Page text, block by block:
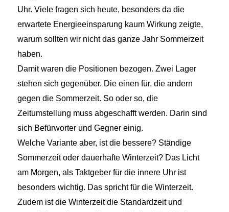
Uhr. Viele fragen sich heute, besonders da die
erwartete Energieeinsparung kaum Wirkung zeigte,
warum sollten wir nicht das ganze Jahr Sommerzeit
haben.
Damit waren die Positionen bezogen. Zwei Lager
stehen sich gegenüber. Die einen für, die andern
gegen die Sommerzeit. So oder so, die
Zeitumstellung muss abgeschafft werden. Darin sind
sich Befürworter und Gegner einig.
Welche Variante aber, ist die bessere? Ständige
Sommerzeit oder dauerhafte Winterzeit? Das Licht
am Morgen, als Taktgeber für die innere Uhr ist
besonders wichtig. Das spricht für die Winterzeit.
Zudem ist die Winterzeit die Standardzeit und